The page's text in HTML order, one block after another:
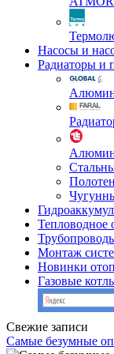
Насосы и
Радиаторы и
Тепловодное
Монтаж
Новинки
Газовые
Свежие записи
Самые безумные